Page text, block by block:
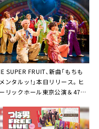
SUPER FRUIT、新曲「もちも
ンタルッ！」本日リリース。ヒ
リックホール東京公演＆47都